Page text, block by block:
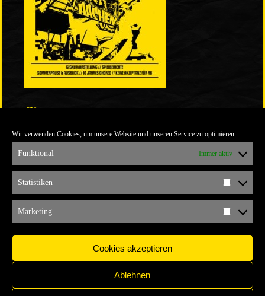
Wir verwenden Cookies, um unsere Website und unseren Service zu optimieren.
Funktional Immer aktiv
Statistiken
Marketing
Cookies akzeptieren
Ablehnen
ULTRABLOG DER YELLOW CONNECTION
ALEMANNIA VERKAUFT MAN NICHT
ARCHIV
ARCHIV